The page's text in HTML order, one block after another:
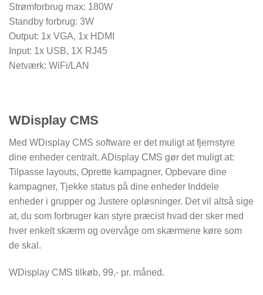
Strømforbrug max: 180W
Standby forbrug: 3W
Output: 1x VGA, 1x HDMI
Input: 1x USB, 1X RJ45
Netværk: WiFi/LAN
WDisplay CMS
Med WDisplay CMS software er det muligt at fjernstyre
dine enheder centralt. ADisplay CMS gør det muligt at:
Tilpasse layouts, Oprette kampagner, Opbevare dine
kampagner, Tjekke status på dine enheder Inddele
enheder i grupper og Justere opløsninger. Det vil altså sige
at, du som forbruger kan styre præcist hvad der sker med
hver enkelt skærm og overvåge om skærmene køre som
de skal.
WDisplay CMS tilkøb, 99,- pr. måned.